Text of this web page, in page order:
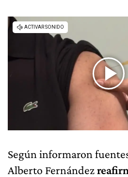
Según informaron
Alberto Fernández